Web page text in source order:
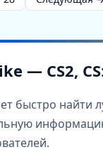
CS2,
быстро найти